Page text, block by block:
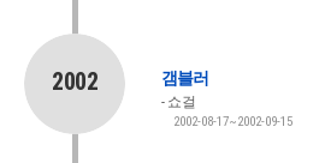
2002 갬블러
쇼걸
2002-08-17~2002-09-15